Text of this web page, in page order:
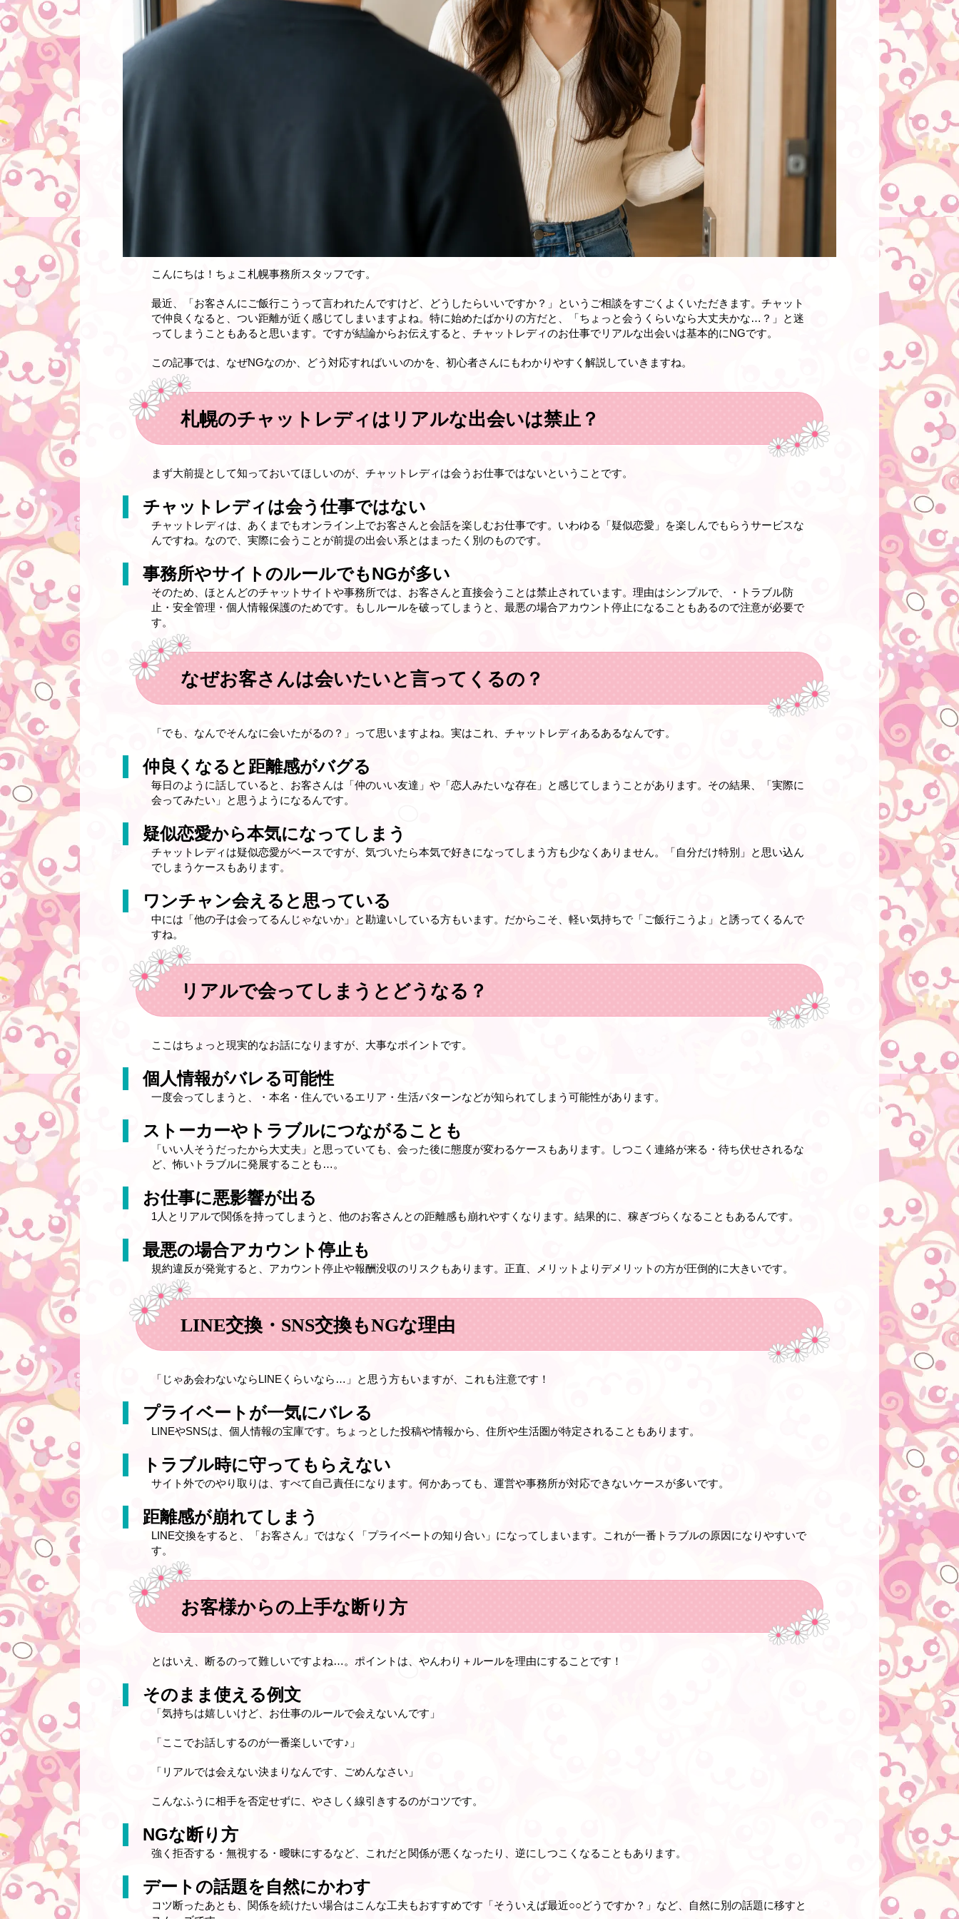
こんにちは！ちょこ札幌事務所スタッフです。
最近、「お客さんにご飯行こうって言われたんですけど、どうしたらいいですか？」というご相談をすごくよくいただきます。チャット
で仲良くなると、つい距離が近く感じてしまいますよね。特に始めたばかりの方だと、「ちょっと会うくらいなら大丈夫かな…？」と迷
ってしまうこともあると思います。ですが結論からお伝えすると、チャットレディのお仕事でリアルな出会いは基本的にNGです。
この記事では、なぜNGなのか、どう対応すればいいのかを、初心者さんにもわかりやすく解説していきますね。
札幌のチャットレディはリアルな出会いは禁止？
まず大前提として知っておいてほしいのが、チャットレディは会うお仕事ではないということです。
チャットレディは会う仕事ではない
チャットレディは、あくまでもオンライン上でお客さんと会話を楽しむお仕事です。いわゆる「疑似恋愛」を楽しんでもらうサービスな
んですね。なので、実際に会うことが前提の出会い系とはまったく別のものです。
事務所やサイトのルールでもNGが多い
そのため、ほとんどのチャットサイトや事務所では、お客さんと直接会うことは禁止されています。理由はシンプルで、・トラブル防
止・安全管理・個人情報保護のためです。もしルールを破ってしまうと、最悪の場合アカウント停止になることもあるので注意が必要で
す。
なぜお客さんは会いたいと言ってくるの？
「でも、なんでそんなに会いたがるの？」って思いますよね。実はこれ、チャットレディあるあるなんです。
仲良くなると距離感がバグる
毎日のように話していると、お客さんは「仲のいい友達」や「恋人みたいな存在」と感じてしまうことがあります。その結果、「実際に
会ってみたい」と思うようになるんです。
疑似恋愛から本気になってしまう
チャットレディは疑似恋愛がベースですが、気づいたら本気で好きになってしまう方も少なくありません。「自分だけ特別」と思い込ん
でしまうケースもあります。
ワンチャン会えると思っている
中には「他の子は会ってるんじゃないか」と勘違いしている方もいます。だからこそ、軽い気持ちで「ご飯行こうよ」と誘ってくるんで
すね。
リアルで会ってしまうとどうなる？
ここはちょっと現実的なお話になりますが、大事なポイントです。
個人情報がバレる可能性
一度会ってしまうと、・本名・住んでいるエリア・生活パターンなどが知られてしまう可能性があります。
ストーカーやトラブルにつながることも
「いい人そうだったから大丈夫」と思っていても、会った後に態度が変わるケースもあります。しつこく連絡が来る・待ち伏せされるな
ど、怖いトラブルに発展することも…。
お仕事に悪影響が出る
1人とリアルで関係を持ってしまうと、他のお客さんとの距離感も崩れやすくなります。結果的に、稼ぎづらくなることもあるんです。
最悪の場合アカウント停止も
規約違反が発覚すると、アカウント停止や報酬没収のリスクもあります。正直、メリットよりデメリットの方が圧倒的に大きいです。
LINE交換・SNS交換もNGな理由
「じゃあ会わないならLINEくらいなら…」と思う方もいますが、これも注意です！
プライベートが一気にバレる
LINEやSNSは、個人情報の宝庫です。ちょっとした投稿や情報から、住所や生活圏が特定されることもあります。
トラブル時に守ってもらえない
サイト外でのやり取りは、すべて自己責任になります。何かあっても、運営や事務所が対応できないケースが多いです。
距離感が崩れてしまう
LINE交換をすると、「お客さん」ではなく「プライベートの知り合い」になってしまいます。これが一番トラブルの原因になりやすいで
す。
お客様からの上手な断り方
とはいえ、断るのって難しいですよね…。ポイントは、やんわり＋ルールを理由にすることです！
そのまま使える例文
「気持ちは嬉しいけど、お仕事のルールで会えないんです」
「ここでお話しするのが一番楽しいです♪」
「リアルでは会えない決まりなんです、ごめんなさい」
こんなふうに相手を否定せずに、やさしく線引きするのがコツです。
NGな断り方
強く拒否する・無視する・曖昧にするなど、これだと関係が悪くなったり、逆にしつこくなることもあります。
デートの話題を自然にかわす
コツ断ったあとも、関係を続けたい場合はこんな工夫もおすすめです「そういえば最近○○どうですか？」など、自然に別の話題に移すと